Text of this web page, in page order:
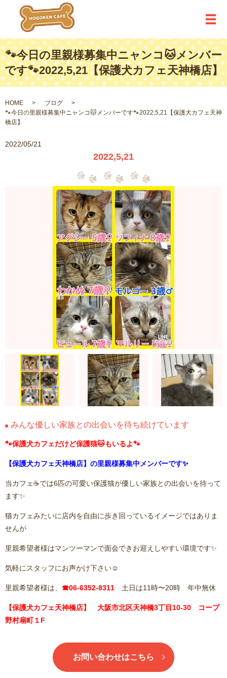
メ
🐾今日の里親様募集中ニャンコ🐱メンバー
です🐾2022,5,21【保護犬カフェ天神橋店】
HOME
ブログ
🐾今日の里親様募集中ニャンコ🐱メンバーです🐾2022,5,21【保護犬カフェ天神
橋店】
2022/05/21
2022,5,21
みんな優しい家族との出会いを待ち続けています
🐾保護犬カフェだけど保護猫🐱もいるよ🐾
【保護犬カフェ天神橋店】の里親様募集中メンバーです✨
当カフェ☕️では6匹の可愛い保護猫が優しい家族との出会いを待って
ます✨
猫カフェみたいに店内を自由に歩き回っているイメージではありま
せんが
里親希望者様はマンツーマンで面会できお迎えしやすい環境です✨
気軽にスタッフにお声かけ下さい☺️
里親希望者様は、 ☎06-6352-8311 土日は11時〜20時 年中無休
【保護犬カフェ天神橋店】 大阪市北区天神橋3丁目10-30 コープ
野村扇町１F
お問い合わせはこちら